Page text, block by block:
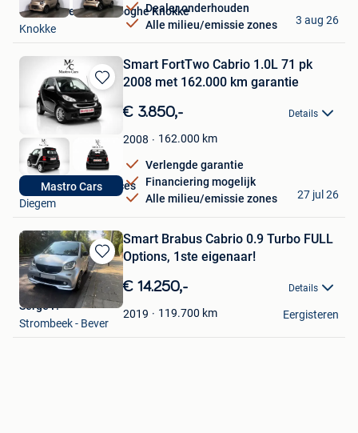
Dealer onderhouden
Alle milieu/emissie zones
Van Mossel Vereenooghe Knokke
Knokke
3 aug 26
Bewaren
in
Mijn
Favorieten
Mastro Cars
Smart FortTwo Cabrio 1.0L 71 pk
2008 met 162.000 km garantie
€ 3.850,- Details
2008 162.000 km
Verlengde garantie
Financiering mogelijk
Alle milieu/emissie zones
Mastro Cars & Services
Diegem
27 jul 26
Bewaren
in
Mijn
Favorieten
Smart Brabus Cabrio 0.9 Turbo FULL
Options, 1ste eigenaar!
€ 14.250,- Details
2019 119.700 km
Serge P.
Strombeek - Bever
Eergisteren